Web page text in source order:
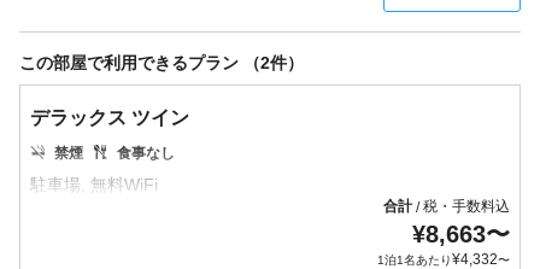
この部屋で利用できるプラン （2件）
デラックス ツイン
禁煙 食事なし
合計/税・手数料込
¥8,663〜
1泊1名あたり¥4,332〜